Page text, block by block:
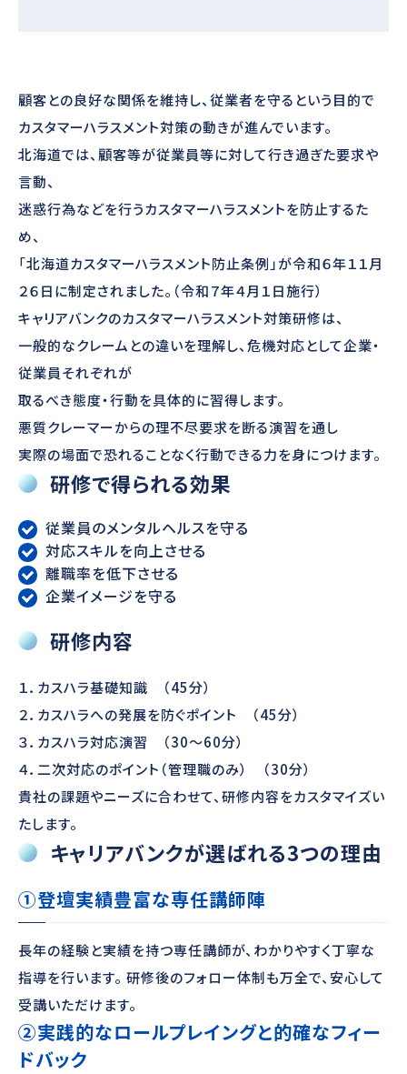
顧客との良好な関係を維持し、従業者を守るという目的で
カスタマーハラスメント対策の動きが進んでいます。
北海道では、顧客等が従業員等に対して行き過ぎた要求や
言動、
迷惑行為などを行うカスタマーハラスメントを防止するた
め、
「北海道カスタマーハラスメント防止条例」が令和６年１１月
２６日に制定されました。（令和７年４月１日施行）
キャリアバンクのカスタマーハラスメント対策研修は、
一般的なクレームとの違いを理解し、危機対応として企業・
従業員それぞれが
取るべき態度・行動を具体的に習得します。
悪質クレーマーからの理不尽要求を断る演習を通し
実際の場面で恐れることなく行動できる力を身につけます。
研修で得られる効果
従業員のメンタルヘルスを守る
対応スキルを向上させる
離職率を低下させる
企業イメージを守る
研修内容
１．カスハラ基礎知識 （45分）
２．カスハラへの発展を防ぐポイント （45分）
３．カスハラ対応演習 （30～60分）
４．二次対応のポイント（管理職のみ） （30分）
貴社の課題やニーズに合わせて、研修内容をカスタマイズい
たします。
キャリアバンクが選ばれる3つの理由
①登壇実績豊富な専任講師陣
長年の経験と実績を持つ専任講師が、わかりやすく丁寧な
指導を行います。 研修後のフォロー体制も万全で、安心して
受講いただけます。
②実践的なロールプレイングと的確なフィー
ドバック